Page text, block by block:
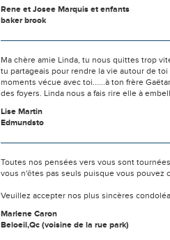
Rene et Josee Marquis et enfants
baker brook
Ma chère amie Linda, tu nous quittes trop
tu partageais pour rendre la vie autour de
moments vécue avec toi......à ton frère
des foyers. Linda nous a fais rire elle à
Lise Martin
Edmundsto
Toutes nos pensées vers vous sont
vous n'êtes pas seuls puisque vous pouvez
Veuillez accepter nos plus sincères
Marlene Caron
Beloeil,Qc (voisine de la rue park)